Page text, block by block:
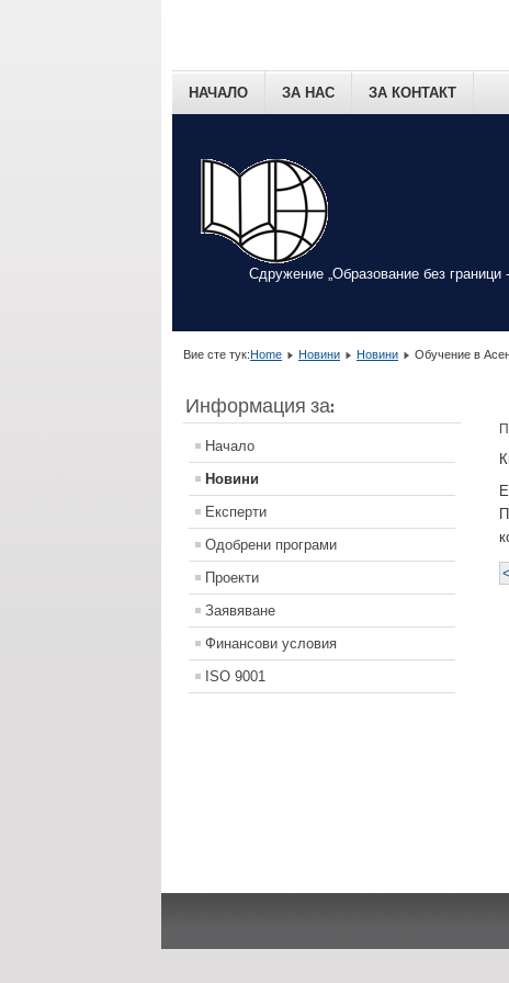
Сдружение „Образование без граници
НАЧАЛО ЗА НАС ЗА КОНТАКТ
Вие сте тук: Home Новини Новини Обучение в
Информация за:
Начало
Новини
Експерти
Одобрени програми
Проекти
Заявяване
Финансови условия
ISO 9001